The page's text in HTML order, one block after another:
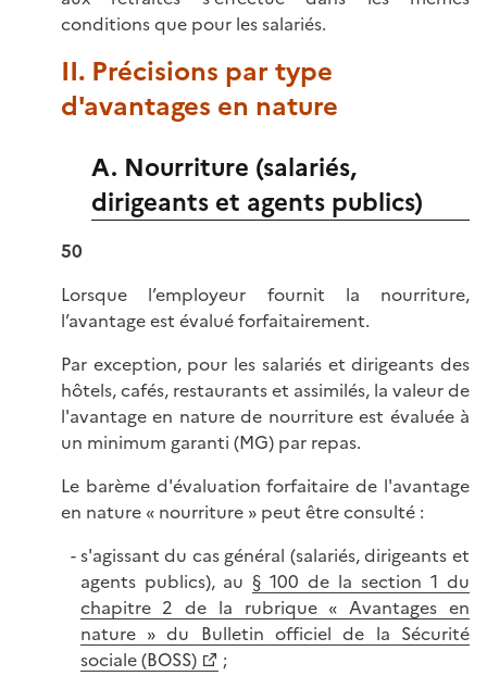
conditions que pour les salariés.
II. Précisions par type
d'avantages en nature
A. Nourriture (salariés,
dirigeants et agents publics)
50
Lorsque l’employeur fournit la nourriture,
l’avantage est évalué forfaitairement.
Par exception, pour les salariés et dirigeants des
hôtels, cafés, restaurants et assimilés, la valeur de
l'avantage en nature de nourriture est évaluée à
un minimum garanti (MG) par repas.
Le barème d'évaluation forfaitaire de l'avantage
en nature « nourriture » peut être consulté :
s'agissant du cas général (salariés, dirigeants et
agents publics), au§ 100 de la section 1 du
chapitre 2 de la rubrique « Avantages en
nature » du Bulletin officiel de la Sécurité
sociale (BOSS)
;